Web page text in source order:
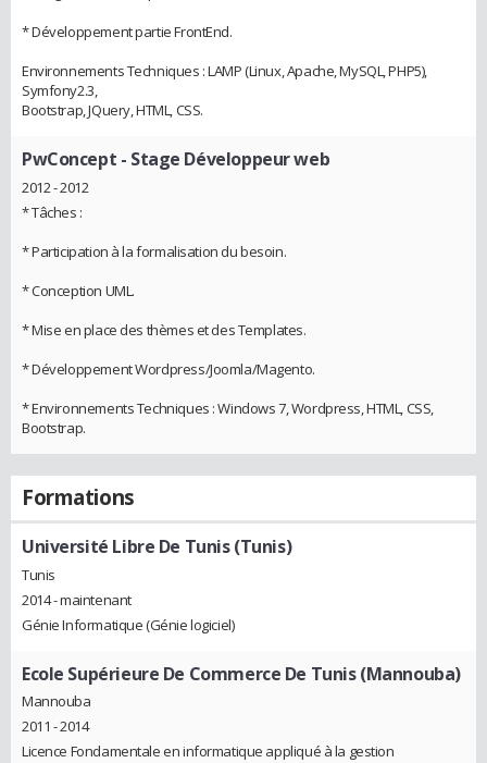
* Développement partie FrontEnd.
Environnements Techniques : LAMP (Linux, Apache, MySQL, PHP5),
Symfony2.3,
Bootstrap, JQuery, HTML, CSS.
PwConcept - Stage Développeur web
2012 - 2012
* Tâches :
* Participation à la formalisation du besoin.
* Conception UML.
* Mise en place des thèmes et des Templates.
* Développement Wordpress/Joomla/Magento.
* Environnements Techniques : Windows 7, Wordpress, HTML, CSS,
Bootstrap.
Formations
Université Libre De Tunis (Tunis)
Tunis
2014 - maintenant
Génie Informatique (Génie logiciel)
Ecole Supérieure De Commerce De Tunis (Mannouba)
Mannouba
2011 - 2014
Licence Fondamentale en informatique appliqué à la gestion